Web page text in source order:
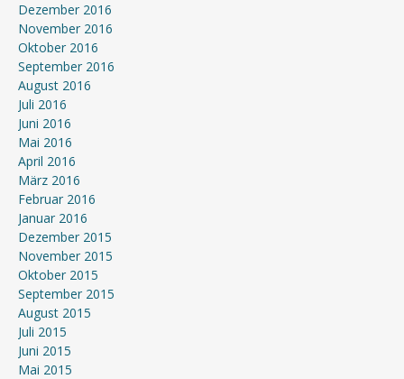
Dezember 2016
November 2016
Oktober 2016
September 2016
August 2016
Juli 2016
Juni 2016
Mai 2016
April 2016
März 2016
Februar 2016
Januar 2016
Dezember 2015
November 2015
Oktober 2015
September 2015
August 2015
Juli 2015
Juni 2015
Mai 2015